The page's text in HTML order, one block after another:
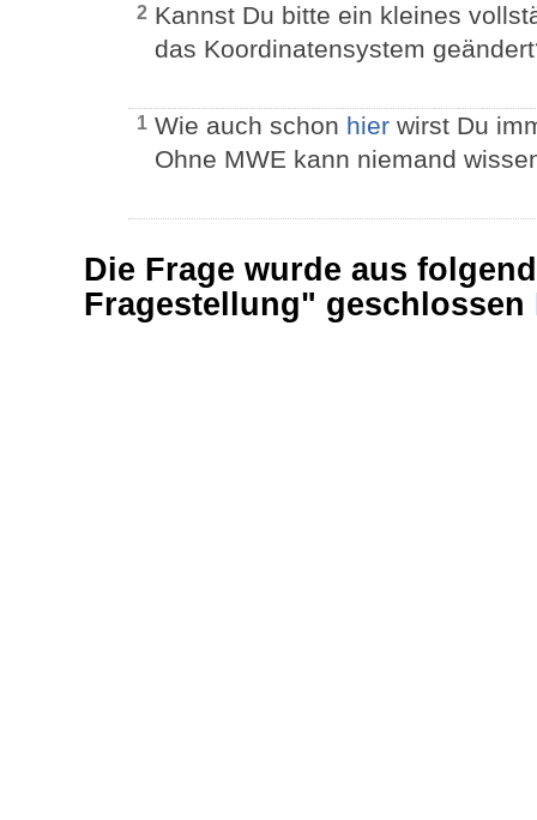
2 Kannst Du bitte ein kleines
das Koordinatensystem
1 Wie auch schon hier wirst Du
Ohne MWE kann niemand
Die Frage wurde aus
Fragestellung" geschlossen